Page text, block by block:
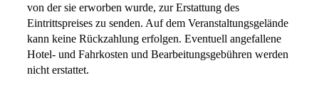
von der sie erworben wurde, zur Erstattung des
Eintrittspreises zu senden. Auf dem Veranstaltungsgelände
kann keine Rückzahlung erfolgen. Eventuell angefallene
Hotel- und Fahrkosten und Bearbeitungsgebühren werden
nicht erstattet.